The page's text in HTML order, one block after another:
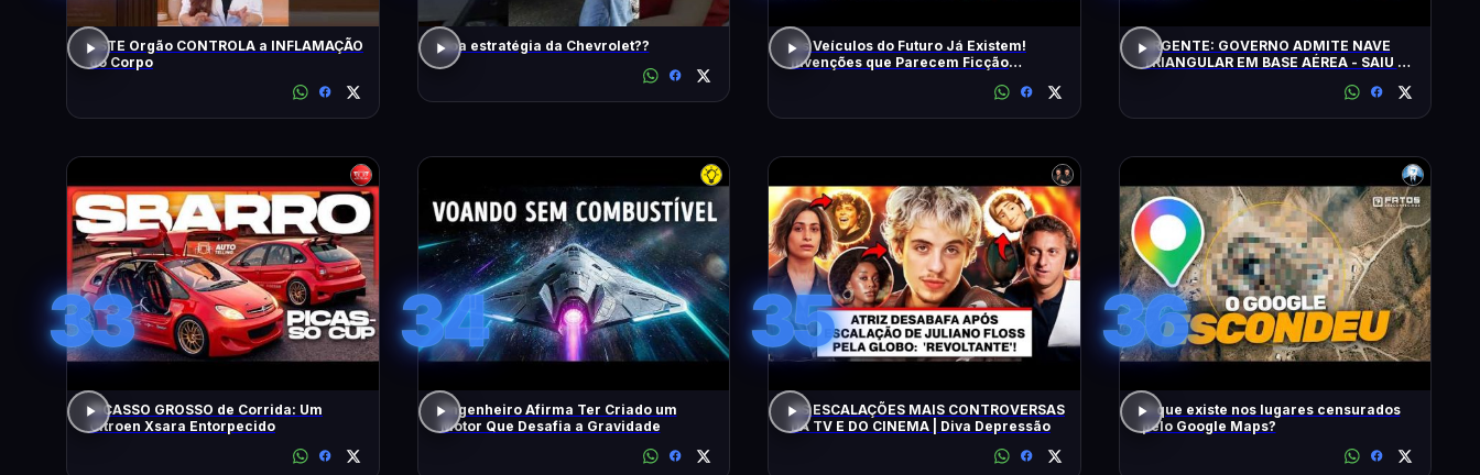
ESTE Orgão CONTROLA a INFLAMAÇÃO
do Corpo
Boa estratégia da Chevrolet??
Os Veículos do Futuro Já Existem!
Invenções que Parecem Ficção
URGENTE: GOVERNO ADMITE NAVE
TRIANGULAR EM BASE AÉREA - SAIU O
33
PICASSO GROSSO de Corrida: Um
Citroen Xsara Entorpecido
34
Engenheiro Afirma Ter Criado um
Motor Que Desafia a Gravidade
35
AS ESCALAÇÕES MAIS CONTROVERSAS
DA TV E DO CINEMA | Diva Depressão
36
O que existe nos lugares censurados
pelo Google Maps?